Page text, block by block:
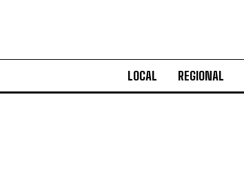
LOCAL REGIONAL